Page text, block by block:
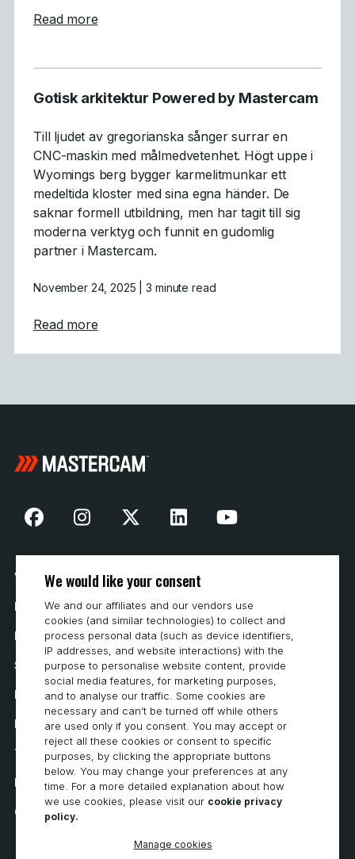
Read moreabout Tillverkning med människan i
Gotisk arkitektur Powered by Mastercam
Till ljudet av gregorianska sånger surrar en
CNC-maskin med målmedvetenhet. Högt uppe i
Wyomings berg bygger karmelitmunkar ett
medeltida kloster med sina egna händer. De
saknar formell utbildning, men har tagit till sig
moderna verktyg och funnit en gudomlig
partner i Mastercam.
November 24, 2025 | 3 minute read
Read moreabout Gotisk arkitektur Powered by
Vår historia
Hur man köper
Karriär
Systemkrav
Integritet
Integritetspolicy
Tillgänglighetsutlåtande
Policy för cookies
Cookie Preferences
We would like your consent
We and our affiliates and our vendors use
cookies (and similar technologies) to collect and
process personal data (such as device identifiers,
IP addresses, and website interactions) with the
purpose to personalise website content, provide
social media features, for marketing purposes,
and to analyse our traffic. Some cookies are
necessary and can’t be turned off while others
are used only if you consent. You may accept or
reject all these cookies or consent to specific
purposes, by clicking the appropriate buttons
below. You may change your preferences at any
time. For a more detailed explanation about how
we use cookies, please visit our cookie privacy
policy.
Manage cookies